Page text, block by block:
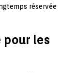
réservée
pour les